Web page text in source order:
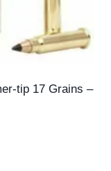
tip 17 Grains –